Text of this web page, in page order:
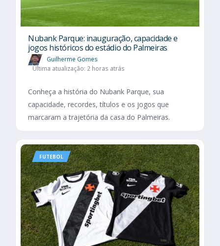
Nubank Parque: inauguração, capacidade e
jogos históricos do estádio do Palmeiras
Guilherme Gomes
Última atualização: 2 horas atrás
Conheça a história do Nubank Parque, sua
capacidade, recordes, títulos e os jogos que
marcaram a trajetória da casa do Palmeiras.
FUTEBOL